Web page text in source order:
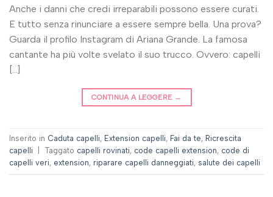
Anche i danni che credi irreparabili possono essere curati.
E tutto senza rinunciare a essere sempre bella. Una prova?
Guarda il profilo Instagram di Ariana Grande. La famosa
cantante ha più volte svelato il suo trucco. Ovvero: capelli
[…]
CONTINUA A LEGGERE →
Inserito in Caduta capelli, Extension capelli, Fai da te, Ricrescita
capelli
Taggato capelli rovinati, code capelli extension, code di
capelli veri, extension, riparare capelli danneggiati, salute dei capelli